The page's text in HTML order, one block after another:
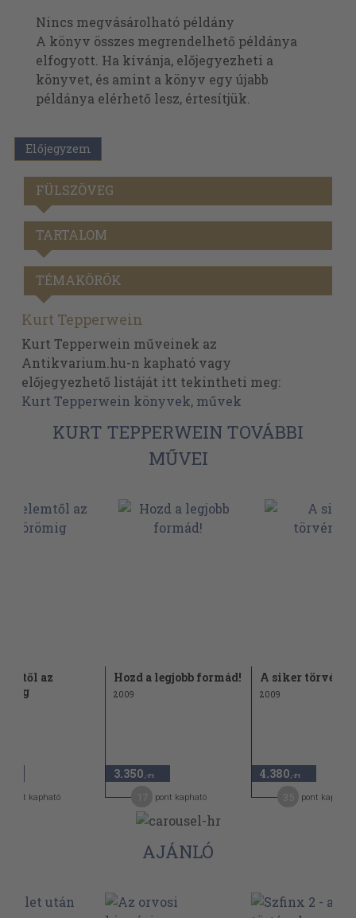
Nincs megvásárolható példány
A könyv összes megrendelhető példánya
elfogyott. Ha kívánja, előjegyezheti a
könyvet, és amint a könyv egy újabb
példánya elérhető lesz, értesítjük.
Előjegyzem
FÜLSZÖVEG
TARTALOM
TÉMAKÖRÖK
Kurt Tepperwein
Kurt Tepperwein műveinek az
Antikvarium.hu-n kapható vagy
előjegyezhető listáját itt tekintheti meg:
Kurt Tepperwein könyvek, művek
KURT TEPPERWEIN TOVÁBBI
MŰVEI
az
pont kapható
Hozd a legjobb formád!
2009
3.350 ,-Ft
pont kapható
A siker
2009
4.380 ,-Ft
pont kapható
AJÁNLÓ